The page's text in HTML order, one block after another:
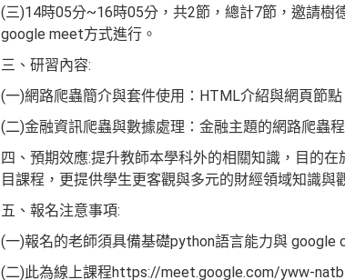
(三)14時05分~16時05分，共2節，總計7節，邀請樹
google meet方式進行。
三、研習內容:
(一)網路爬蟲簡介與套件使用：HTML介紹與網頁節
(二)金融資訊爬蟲與數據處理：金融主題的網路爬蟲
四、預期效應:提升教師本學科外的相關知識，目的
目課程，更提供學生更客觀與多元的財經領域知識與
五、報名注意事項:
(一)報名的老師須具備基礎python語言能力與 google
(二)此為線上課程https://meet.google.com/yww-